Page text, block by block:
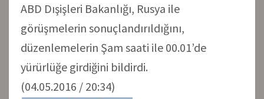
ABD Dışişleri Bakanlığı, Rusya ile
görüşmelerin sonuçlandırıldığını,
düzenlemelerin Şam saati ile 00.01’de
yürürlüğe girdiğini bildirdi.
(04.05.2016 / 20:34)